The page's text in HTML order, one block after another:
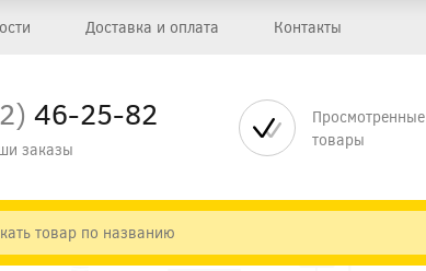
Доставка и оплата Контакты
46-25-82
заказы
Просмотренные
товары